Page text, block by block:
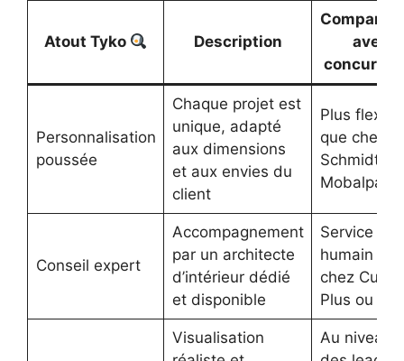
Atout Tyko Description
avec
Personnalisation
poussée
Chaque projet est
unique, adapté
aux dimensions
et aux envies du
client
Plus
que chez
Schmidt ou
Mobalpa
Conseil expert
Accompagnement
par un architecte
d’intérieur dédié
et disponible
Service
humain que
chez
Plus ou
Visualisation
Au niveau